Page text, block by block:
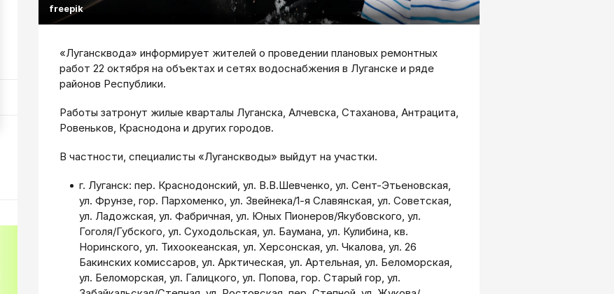
freepik
«Лугансквода» информирует жителей о проведении плановых ремонтных
работ 22 октября на объектах и сетях водоснабжения в Луганске и ряде
районов Республики.
Работы затронут жилые кварталы Луганска, Алчевска, Стаханова, Антрацита,
Ровеньков, Краснодона и других городов.
В частности, специалисты «Луганскводы» выйдут на участки.
г. Луганск: пер. Краснодонский, ул. В.В.Шевченко, ул. Сент-Этьеновская,
ул. Фрунзе, гор. Пархоменко, ул. Звейнека/1-я Славянская, ул. Советская,
ул. Ладожская, ул. Фабричная, ул. Юных Пионеров/Якубовского, ул.
Гоголя/Губского, ул. Суходольская, ул. Баумана, ул. Кулибина, кв.
Норинского, ул. Тихоокеанская, ул. Херсонская, ул. Чкалова, ул. 26
Бакинских комиссаров, ул. Арктическая, ул. Артельная, ул. Беломорская,
ул. Беломорская, ул. Галицкого, ул. Попова, гор. Старый гор, ул.